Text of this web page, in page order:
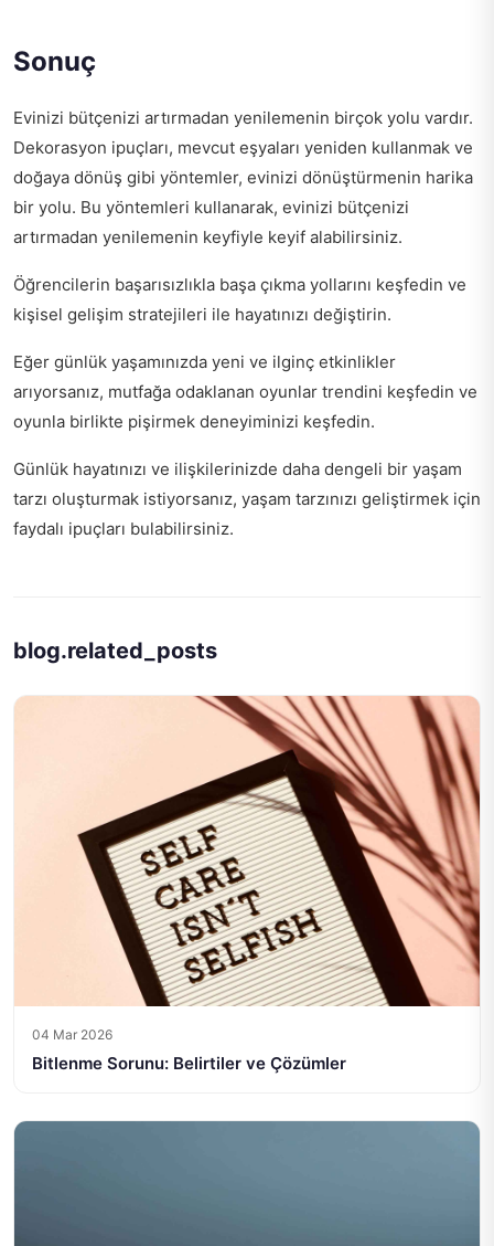
Sonuç
Evinizi bütçenizi artırmadan yenilemenin birçok yolu vardır.
Dekorasyon ipuçları, mevcut eşyaları yeniden kullanmak ve
doğaya dönüş gibi yöntemler, evinizi dönüştürmenin harika
bir yolu. Bu yöntemleri kullanarak, evinizi bütçenizi
artırmadan yenilemenin keyfiyle keyif alabilirsiniz.
Öğrencilerin başarısızlıkla başa çıkma yollarını keşfedin ve
kişisel gelişim stratejileri ile hayatınızı değiştirin.
Eğer günlük yaşamınızda yeni ve ilginç etkinlikler
arıyorsanız, mutfağa odaklanan oyunlar trendini keşfedin ve
oyunla birlikte pişirmek deneyiminizi keşfedin.
Günlük hayatınızı ve ilişkilerinizde daha dengeli bir yaşam
tarzı oluşturmak istiyorsanız, yaşam tarzınızı geliştirmek için
faydalı ipuçları bulabilirsiniz.
blog.related_posts
04 Mar 2026
Bitlenme Sorunu: Belirtiler ve Çözümler